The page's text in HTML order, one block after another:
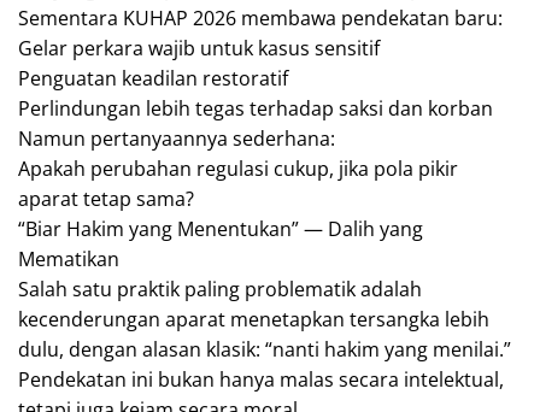
Sementara KUHAP 2026 membawa pendekatan baru:
Gelar perkara wajib untuk kasus sensitif
Penguatan keadilan restoratif
Perlindungan lebih tegas terhadap saksi dan korban
Namun pertanyaannya sederhana:
Apakah perubahan regulasi cukup, jika pola pikir
aparat tetap sama?
“Biar Hakim yang Menentukan” — Dalih yang
Mematikan
Salah satu praktik paling problematik adalah
kecenderungan aparat menetapkan tersangka lebih
dulu, dengan alasan klasik: “nanti hakim yang menilai.”
Pendekatan ini bukan hanya malas secara intelektual,